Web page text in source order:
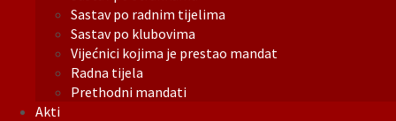
Sastav po radnim tijelima
Sastav po klubovima
Vijećnici kojima je prestao mandat
Radna tijela
Prethodni mandati
Akti